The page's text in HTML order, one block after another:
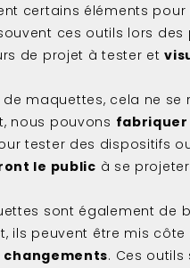
certains éléments pour
ces outils lors des
de projet à tester et
maquettes, cela ne se
nous pouvons
tester des dispositifs
le public à se
sont également de
ils peuvent être mis
changements. Ces